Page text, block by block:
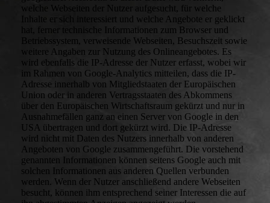
welche Webseiten der Nutzer aufgesucht, für welche
Inhalte er sich interessiert und welche Angebote er geklickt
hat, ferner technische Informationen zum Browser und
Betriebssystem, verweisende Webseiten, Besuchszeit sowie
weitere Angaben zur Nutzung des Onlineangebotes. Es
wird ebenfalls die IP-Adresse der Nutzer erfasst, wobei wir
im Rahmen von Google-Analytics mitteilen, dass die IP-
Adresse innerhalb von Mitgliedstaaten der Europäischen
Union oder in anderen Vertragsstaaten des Abkommens
über den Europäischen Wirtschaftsraum gekürzt und nur in
Ausnahmefällen ganz an einen Server von Google in den
USA übertragen und dort gekürzt wird. Die IP-Adresse
wird nicht mit Daten des Nutzers innerhalb von anderen
Angeboten von Google zusammengeführt. Die vorstehend
genannten Informationen können seitens Google auch mit
solchen Informationen aus anderen Quellen verbunden
werden. Wenn der Nutzer anschließend andere Webseiten
besucht, können ihm entsprechend seiner Interessen die auf